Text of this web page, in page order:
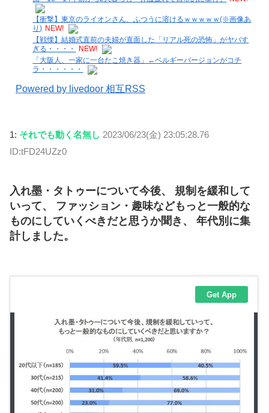
【衝撃】東京のライオンさん、ふつうに溶けるｗｗｗｗｗ(※画像あ
り) NEW!
【戦慄】結婚式直前の夫婦が直面した「リアル死の恐怖」がヤバす
ぎる・・・・
NEW!
「大阪人、一家に一台たこ焼き器」←ベルギーバージョンがコチ
ラ・・・・・・
Powered by livedoor 相互RSS
1: それでも動く名無し 2023/06/23(金) 23:05:28.76
ID:tFD24UZz0
入れ墨・タトゥーについて今後、 規制を緩和して
いって、 ファッション・趣味などもっと一般的な
ものにしていくべきだと思うか聞き、 年代別に集
計しました。